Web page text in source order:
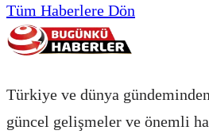
Tüm Haberlere Dön
Türkiye ve dünya
güncel gelişmeler ve önemli